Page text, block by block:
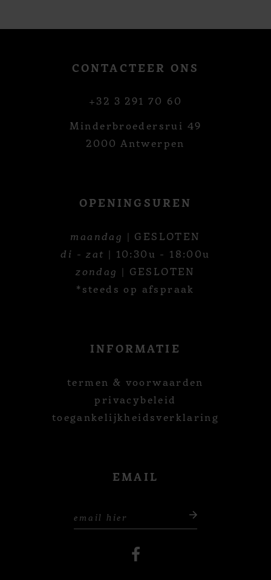
14
CONTACTEER ONS
+32 3 291 70 60
Minderbroedersrui 49
2000 Antwerpen
OPENINGSUREN
maandag | GESLOTEN
di - zat | 10:30u - 18:00u
zondag | GESLOTEN
*steeds op afspraak
INFORMATIE
termen & voorwaarden
privacybeleid
toegankelijkheidsverklaring
EMAIL